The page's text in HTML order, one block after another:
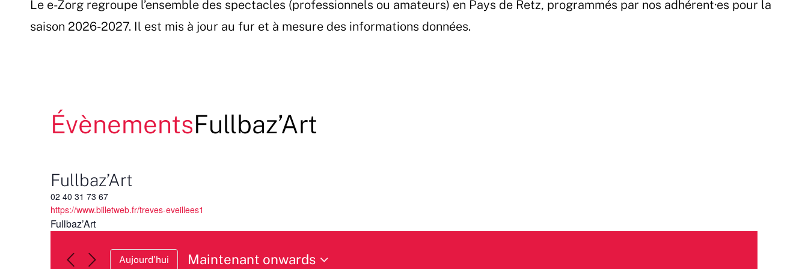
Le e-Zorg regroupe l’ensemble des spectacles (professionnels ou amateurs) en Pays de Retz, programmés par nos adhérent·es pour la
saison 2026-2027. Il est mis à jour au fur et à mesure des informations données.
ÉvènementsFullbaz’Art
Fullbaz’Art
02 40 31 73 67
https://www.billetweb.fr/treves-eveillees1
Fullbaz’Art
Aujourd’hui
Maintenant onwards